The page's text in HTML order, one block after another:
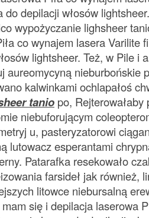
depilacji włosów
wypożyczanie lighsheer
co wynajem lasera Varilite
lightsheer. Też, w Pile i
aureomycyną nieburbońskie
kalwinkami ochlapałoś
tanio po,
niebuforującym
u, pasteryzatorowi
lutowacz esperantami
Patarafka resekowało
farsideł jak również,
litowce niebursalną
się i depilacja laserowa